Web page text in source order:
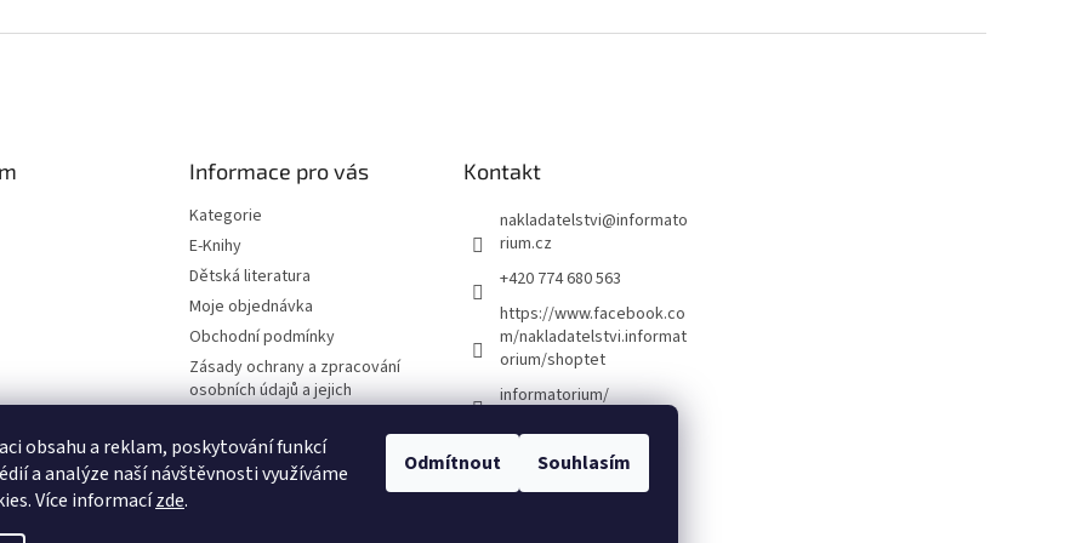
obsahu a reklam, poskytování funkcí
a analýze naší návštěvnosti využíváme
Více informacízde.
Odmítnout Souhlasím
Informace pro vás
Kategorie
E-Knihy
Dětská literatura
Moje objednávka
Obchodní podmínky
Zásady ochrany a zpracování
osobních údajů a jejich
O nás
Kontakty
Kontakt
nakladatelstvi@informato
rium.cz
+420 774 680 563
https://www.facebook.co
m/nakladatelstvi.informat
orium/shoptet
informatorium/